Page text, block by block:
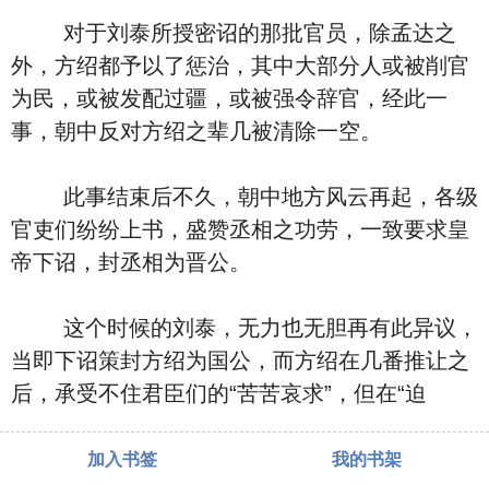
对于刘泰所授密诏的那批官员，除孟达之
外，方绍都予以了惩治，其中大部分人或被削官
为民，或被发配过疆，或被强令辞官，经此一
事，朝中反对方绍之辈几被清除一空。
此事结束后不久，朝中地方风云再起，各级
官吏们纷纷上书，盛赞丞相之功劳，一致要求皇
帝下诏，封丞相为晋公。
这个时候的刘泰，无力也无胆再有此异议，
当即下诏策封方绍为国公，而方绍在几番推让之
后，承受不住君臣们的“苦苦哀求”，但在“迫
加入书签 我的书架